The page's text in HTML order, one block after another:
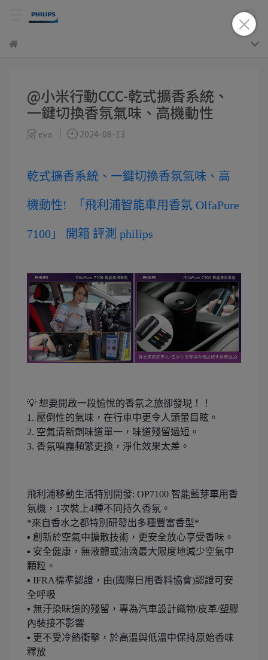
@小米行動CCC-乾式擴香系統、
一鍵切換香氛氣味、高機動性
eva 2024-08-13
乾式擴香系統、一鍵切換香氛氣味、高
機動性! 「飛利浦智能車用香氛 OlfaPure
7100」 開箱 評測 philips
💡 想要開啟一段愉悅的香氛之旅卻發現！！
1. 壓倒性的氣味，在行車中更令人頭暈目眩。
2. 空氣清新劑味道單一，味道殘留過短。
3. 香氛噴霧頻繁更換，淨化效果太差。
飛利浦移動生活特別開發: OP7100 智能藍芽車用香
氛機，1次裝上4種不同持久香氛。
*來自香水之都特別研發出多種豐富香型*
▪ 創新於空氣中擴散技術，更安全放心享受香味。
▪ 安全健康，無液體或油滴最大限度地減少空氣中
顆粒。
▪ IFRA標準認證，由(國際日用香料協會)認證可安
全呼吸
▪ 無汙染味道的殘留，專為汽車設計織物/皮革/塑膠
內裝接不影響
▪ 更不受冷熱衝擊，於高溫與低溫中保持原始香味
釋放